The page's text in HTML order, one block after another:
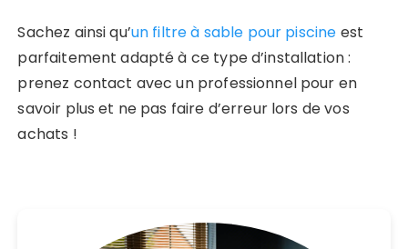
Sachez ainsi qu’un filtre à sable pour piscine est
parfaitement adapté à ce type d’installation :
prenez contact avec un professionnel pour en
savoir plus et ne pas faire d’erreur lors de vos
achats !